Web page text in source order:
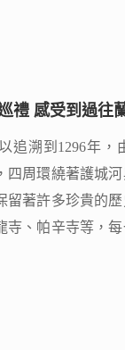
禮 感受到過往
追溯到1296年，
四周環繞著護城
留著許多珍貴的
寺、帕辛寺等，
禮 感受到過往
追溯到1296年，
四周環繞著護城
留著許多珍貴的
寺、帕辛寺等，